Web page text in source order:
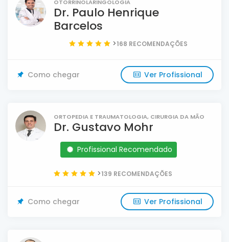
OTORRINOLARINGOLOGIA
Dr. Paulo Henrique
Barcelos
>168 RECOMENDAÇÕES
Como chegar Ver Profissional
ORTOPEDIA E TRAUMATOLOGIA, CIRURGIA DA MÃO
Dr. Gustavo Mohr
Profissional Recomendado
>139 RECOMENDAÇÕES
Como chegar Ver Profissional